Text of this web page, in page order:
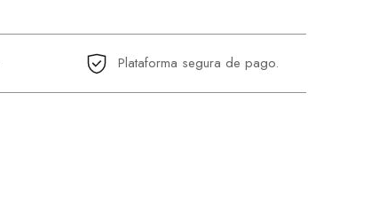
Plataforma segura de pago.